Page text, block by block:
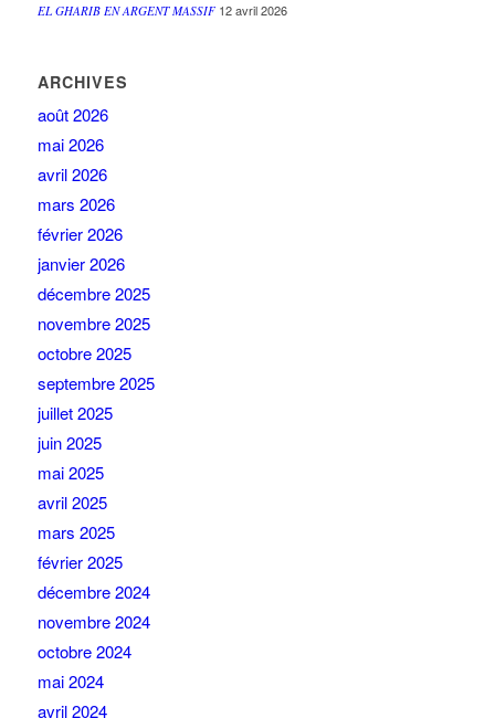
EL GHARIB EN ARGENT MASSIF 12 avril 2026
ARCHIVES
août 2026
mai 2026
avril 2026
mars 2026
février 2026
janvier 2026
décembre 2025
novembre 2025
octobre 2025
septembre 2025
juillet 2025
juin 2025
mai 2025
avril 2025
mars 2025
février 2025
décembre 2024
novembre 2024
octobre 2024
mai 2024
avril 2024